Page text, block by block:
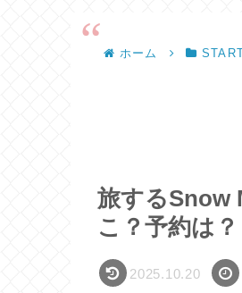
ホーム
旅するSnow
こ？予約は
2025.10.20